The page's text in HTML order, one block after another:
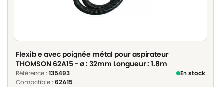
Flexible avec poignée métal pour aspirateur
THOMSON 62A15 - ø : 32mm Longueur : 1.8m
Référence : 135493
En stock
Compatible : 62A15